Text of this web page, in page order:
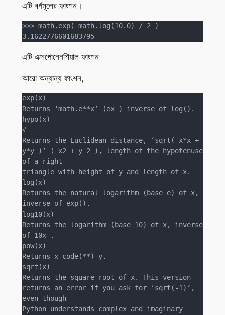
এটি বর্গমূলের ফাংশন।
>>> math.exp( math.log(10.0) / 2 )
3.1622776601683795
এটি এক্সপোনেনশিয়াল ফাংশন
আরো অন্যান্য ফাংশন,
exp(x)
Returns ‘math.e**x’ (ex ) inverse of log().
hypo(x)
√
Returns the Euclidean distance, ‘sqrt( x*x +
y*y )’ ( x2 + y 2 ), length of the hypotenuse
of a right
triangle with height of y and length of x.
log(x)
Returns the natural logarithm (base e) of x,
inverse of exp().
log10(x)
Returns the logarithm (base 10) of x, inverse
of 10x .
pow(x)
Returns x code(**) y.
sqrt(x)
Returns the square root of x. This version
returns an error if you ask for ‘sqrt(-1)’,
even though
Python understands complex and imaginary